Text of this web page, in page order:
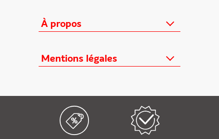
Loisirs/Culture
TV/Vie pratique
Presse professionnelle
Nouveaux magazines
À propos
Qui sommes-nous ?
Offres proposées
Édition numérique offerte
Kiosque FAE devient France
Abonnements
Mentions légales
Politique de données personnelles
Règlements cadeaux
Politique de cookies